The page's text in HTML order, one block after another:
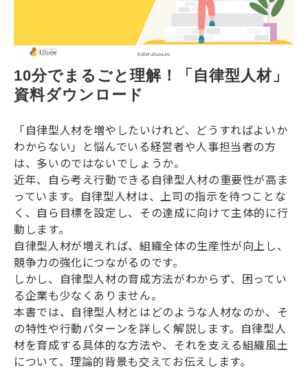
10分でまるごと理解！「自律型人材」
資料ダウンロード
「自律型人材を増やしたいけれど、どうすればよいか
わからない」と悩んでいる経営者や人事担当者の方
は、多いのではないでしょうか。
近年、自ら考え行動できる自律型人材の重要性が高ま
っています。自律型人材は、上司の指示を待つことな
く、自ら目標を設定し、その達成に向けて主体的に行
動します。
自律型人材が増えれば、組織全体の生産性が向上し、
競争力の強化につながるのです。
しかし、自律型人材の育成方法がわからず、困ってい
る企業も少なくありません。
本書では、自律型人材とはどのような人材なのか、そ
の特性や行動パターンを詳しく解説します。自律型人
材を育成する具体的な方法や、それを支える組織風土
について、理論的背景も交えてお伝えします。